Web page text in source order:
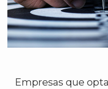
Empresas que